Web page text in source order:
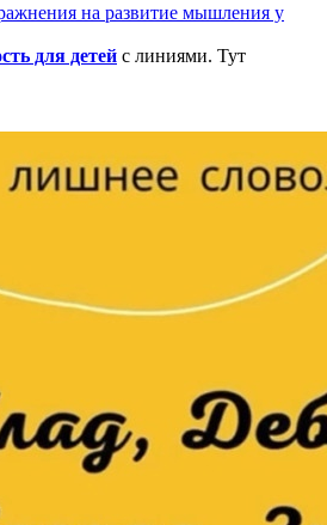
на развитие мышления у
для детей с линиями. Тут